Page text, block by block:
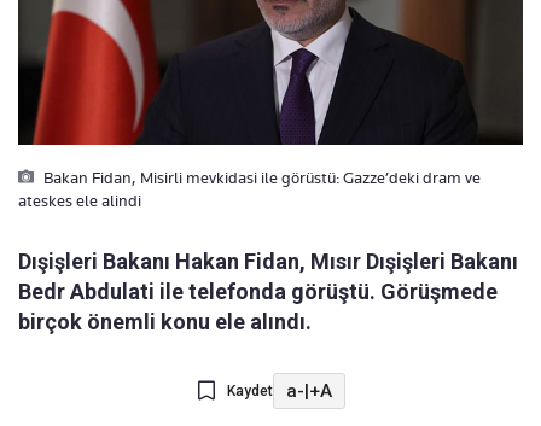
Bakan Fidan, Misirli mevkidasi ile görüstü: Gazze’deki dram ve
ateskes ele alindi
Dışişleri Bakanı Hakan Fidan, Mısır Dışişleri Bakanı
Bedr Abdulati ile telefonda görüştü. Görüşmede
birçok önemli konu ele alındı.
Kaydet a-|+A